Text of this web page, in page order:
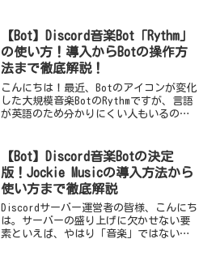
【Bot】Discord音楽Bot「Rythm」
の使い方！導入からBotの操作方
法まで徹底解説！
こんにちは！最近、Botのアイコンが変化
した大規模音楽BotのRythmですが、言語
が英語のため分かりにくい人もいるので
ます！
【Bot】Discord音楽Botの決定
版！Jockie Musicの導入方法から
使い方まで徹底解説
Discordサーバー運営者の皆様、こんにち
は。サーバーの盛り上げに欠かせない要
素といえば、やはり「音楽」ではないで